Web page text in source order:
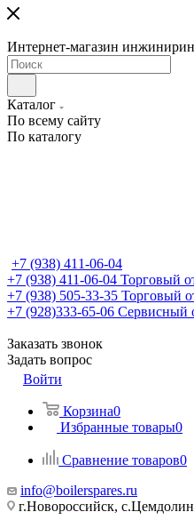
Интернет-магазин
Каталог
По всему сайту
По каталогу
+7 (938) 411-06-04
+7 (938) 411-06-04 Торговый
+7 (938) 505-33-35 Торговый
+7 (928)333-65-06 Сервисный
Заказать звонок
Задать вопрос
Войти
Корзина0
Избранные товары0
Сравнение товаров0
info@boilerspares.ru
г.Новороссийск,